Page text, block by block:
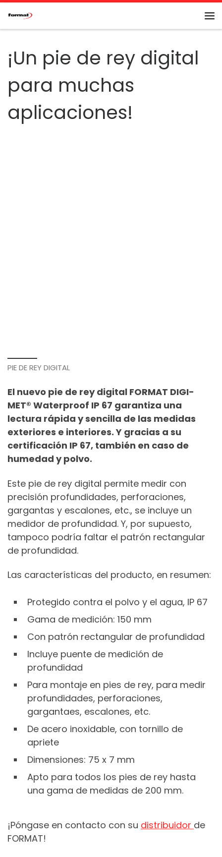
Saltar al contenido
¡Un pie de rey digital
para muchas
aplicaciones!
PIE DE REY DIGITAL
El nuevo pie de rey digital FORMAT DIGI-
MET® Waterproof IP 67 garantiza una
lectura rápida y sencilla de las medidas
exteriores e interiores. Y gracias a su
certificación IP 67, también en caso de
humedad y polvo.
Este pie de rey digital permite medir con
precisión profundidades, perforaciones,
gargantas y escalones, etc., se incluye un
medidor de profundidad. Y, por supuesto,
tampoco podría faltar el patrón rectangular
de profundidad.
Las características del producto, en resumen:
Protegido contra el polvo y el agua, IP 67
Gama de medición: 150 mm
Con patrón rectangular de profundidad
Incluye puente de medición de
profundidad
Para montaje en pies de rey, para medir
profundidades, perforaciones,
gargantaes, escalones, etc.
De acero inoxidable, con tornillo de
apriete
Dimensiones: 75 x 7 mm
Apto para todos los pies de rey hasta
una gama de medidas de 200 mm.
¡Póngase en contacto con su distribuidor de
FORMAT!